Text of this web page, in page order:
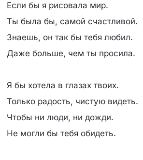
Если бы я рисовала мир.
Ты была бы, самой счастливой.
Знаешь, он так бы тебя любил.
Даже больше, чем ты просила.
Я бы хотела в глазах твоих.
Только радость, чистую видеть.
Чтобы ни люди, ни дожди.
Не могли бы тебя обидеть.